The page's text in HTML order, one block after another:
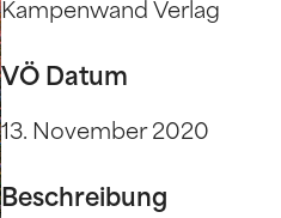
Kampenwand Verlag
VÖ Datum
13. November 2020
Beschreibung